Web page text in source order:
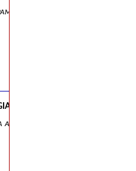
et marcellam.
sub persona attici
attici catholici et critobuli